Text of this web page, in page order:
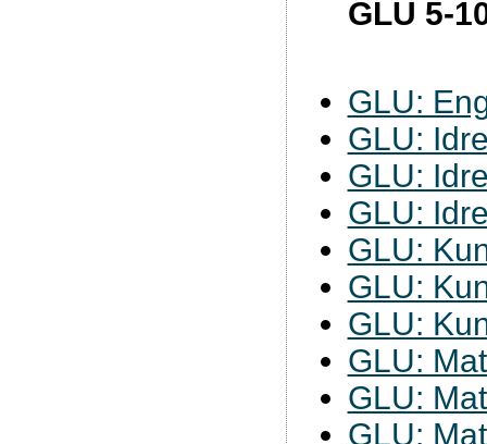
GLU 5-
GLU:
GLU:
GLU:
GLU:
GLU:
GLU:
GLU:
GLU:
GLU:
GLU: